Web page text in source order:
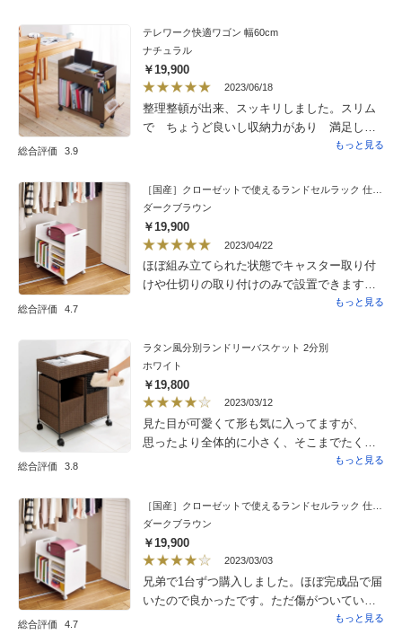
といいなと思い、マイナス１としました
総合評価 3.9
テレワーク快適ワゴン 幅60cm
ナチュラル
￥19,900
2023/06/18
整理整頓が出来、スッキリしました。スリム
で ちょうど良いし収納力があり 満足して
もっと見る
総合評価 4.7
［国産］クローゼットで使えるランドセルラック 仕切りありタイプ
ダークブラウン
￥19,900
2023/04/22
ほぼ組み立てられた状態でキャスター取り付
けや仕切りの取り付けのみで設置できます。
しっかりとした作りで荷物が片付きます。購
もっと見る
総合評価 3.8
ラタン風分別ランドリーバスケット 2分別
ホワイト
￥19,800
2023/03/12
見た目が可愛くて形も気に入ってますが、
思ったより全体的に小さく、そこまでたくさ
ん入りません。あと、タオルの糸がたまに
で、キャスターはいらなかったなと思いま
す。
もっと見る
総合評価 4.7
［国産］クローゼットで使えるランドセルラック 仕切りありタイプ
ダークブラウン
￥19,900
2023/03/03
兄弟で1台ずつ購入しました。ほぼ完成品で届
いたので良かったです。ただ傷がついてい
て、色がはげていた部分があったのが残念で
もっと見る